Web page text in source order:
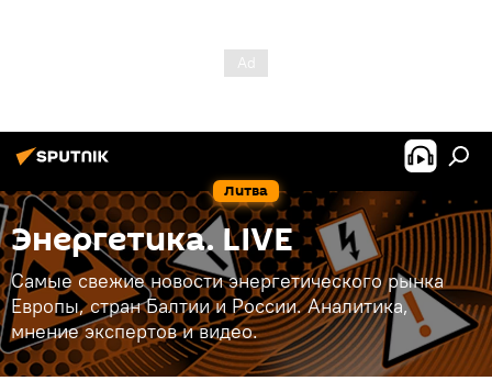
Литва
Энергетика. LIVE
Самые свежие новости энергетического рынка
Европы, стран Балтии и России. Аналитика,
мнение экспертов и видео.